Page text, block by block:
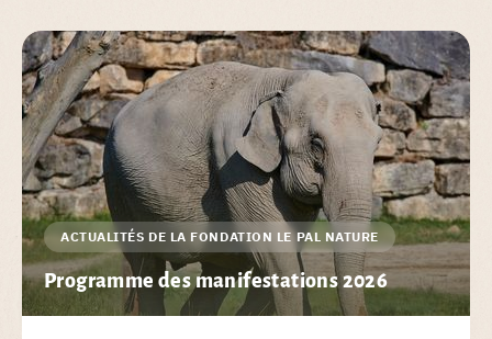
ACTUALITÉS DE LA FONDATION LE PAL NATURE
Programme des manifestations 2026